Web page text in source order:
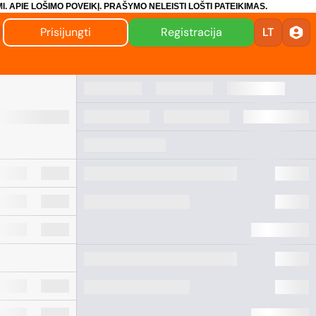
APIE LOŠIMO POVEIKĮ. PRAŠYMO NELEISTI LOŠTI PATEIKIMAS.
Prisijungti Registracija LT